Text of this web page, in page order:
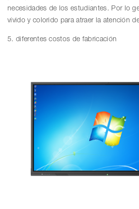
necesidades de los estudiantes. Por lo
vívido y colorido para atraer la atención
5. diferentes costos de fabricación